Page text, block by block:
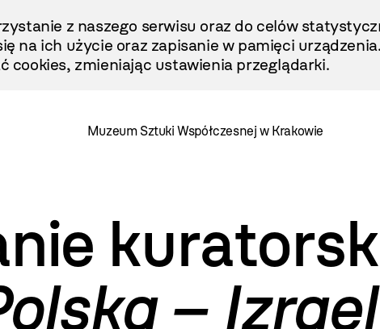
z naszego serwisu oraz do celów
na ich użycie oraz zapisanie w pamięci urządzenia.
cookies, zmieniając ustawienia przeglądarki.
Muzeum Sztuki Współczesnej w Krakowie
–